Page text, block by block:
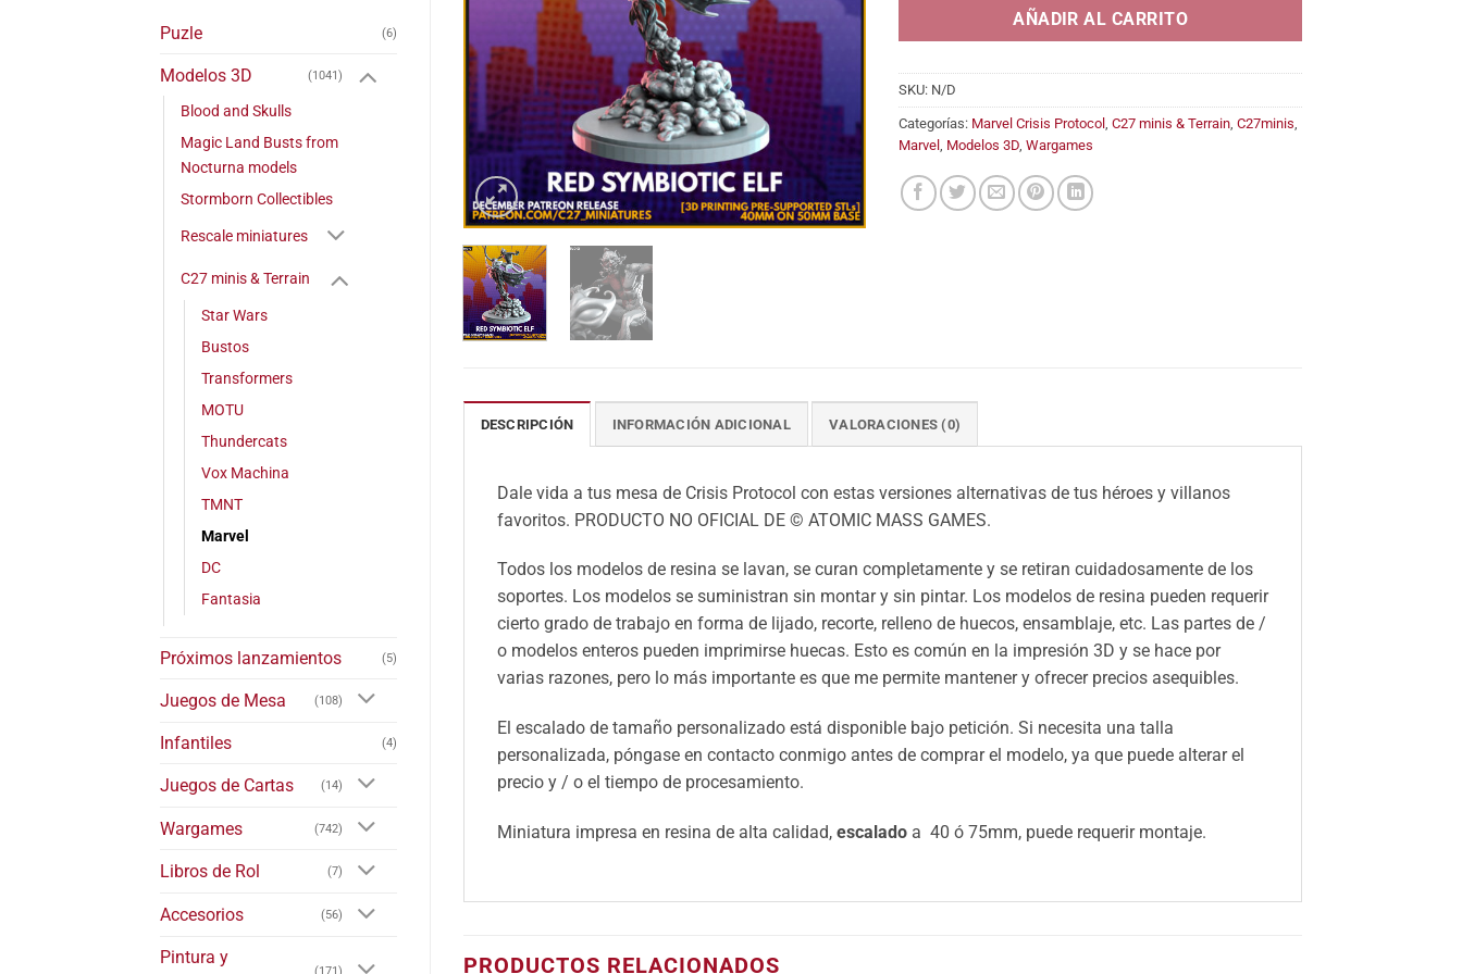
Puzle (6)
Modelos 3D (1041)
Blood and Skulls
Magic Land Busts from
Nocturna models
Stormborn Collectibles
Rescale miniatures
C27 minis & Terrain
Star Wars
Bustos
Transformers
MOTU
Thundercats
Vox Machina
TMNT
Marvel
DC
Fantasia
Próximos lanzamientos (5)
Juegos de Mesa (108)
Infantiles (4)
Juegos de Cartas (14)
Wargames (742)
Libros de Rol (7)
Accesorios (56)
Pintura y
(171)
14,95€
AÑADIR AL CARRITO
SKU: N/D
Categorías: Marvel Crisis Protocol ,C27 minis & Terrain ,C27minis
Marvel Modelos 3D ,Wargames
DESCRIPCIÓN INFORMACIÓN ADICIONAL VALORACIONES (0)
Dale vida a tus mesa de Crisis Protocol con estas versiones alternativas de tus héroes y villanos
favoritos. PRODUCTO NO OFICIAL DE © ATOMIC MASS GAMES.
Todos los modelos de resina se lavan, se curan completamente y se retiran cuidadosamente de los
soportes. Los modelos se suministran sin montar y sin pintar. Los modelos de resina pueden requerir
cierto grado de trabajo en forma de lijado, recorte, relleno de huecos, ensamblaje, etc. Las partes de /
o modelos enteros pueden imprimirse huecas. Esto es común en la impresión 3D y se hace por
varias razones, pero lo más importante es que me permite mantener y ofrecer precios asequibles.
El escalado de tamaño personalizado está disponible bajo petición. Si necesita una talla
personalizada, póngase en contacto conmigo antes de comprar el modelo, ya que puede alterar el
precio y / o el tiempo de procesamiento.
Miniatura impresa en resina de alta calidad, escaladoa 40 ó 75mm, puede requerir montaje.
PRODUCTOS RELACIONADOS